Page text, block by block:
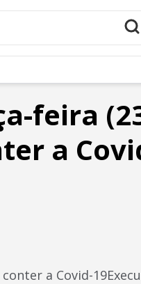
feira
a
a Covid-